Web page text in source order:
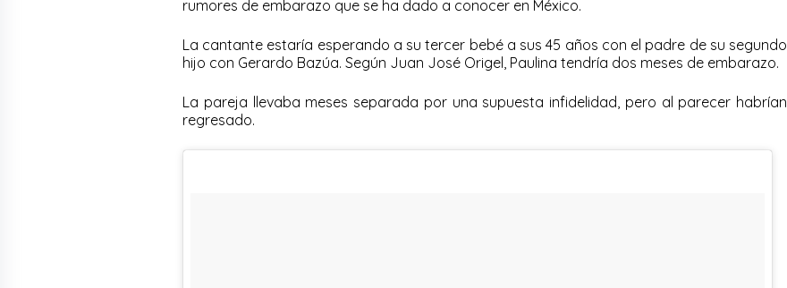
rumores de embarazo que se ha dado a conocer en México.
La cantante estaría esperando a su tercer bebé a sus 45 años con el padre de su segundo
hijo con Gerardo Bazúa. Según Juan José Origel, Paulina tendría dos meses de embarazo.
La pareja llevaba meses separada por una supuesta infidelidad, pero al parecer habrían
regresado.